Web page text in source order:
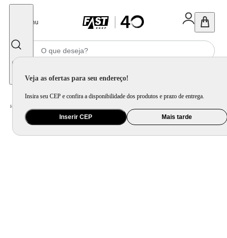
Menu
Veja as ofertas para seu endereço!
Insira seu CEP e confira a disponibilidade dos produtos e prazo de entrega.
Inserir CEP Mais tarde
Home